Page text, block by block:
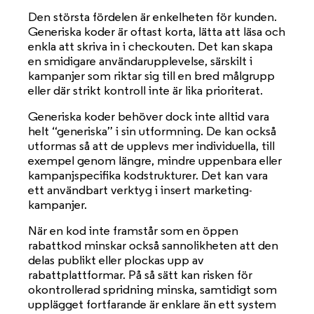
Den största fördelen är enkelheten för kunden.
Generiska koder är oftast korta, lätta att läsa och
enkla att skriva in i checkouten. Det kan skapa
en smidigare användarupplevelse, särskilt i
kampanjer som riktar sig till en bred målgrupp
eller där strikt kontroll inte är lika prioriterat.
Generiska koder behöver dock inte alltid vara
helt “generiska” i sin utformning. De kan också
utformas så att de upplevs mer individuella, till
exempel genom längre, mindre uppenbara eller
kampanjspecifika kodstrukturer. Det kan vara
ett användbart verktyg i insert marketing-
kampanjer.
När en kod inte framstår som en öppen
rabattkod minskar också sannolikheten att den
delas publikt eller plockas upp av
rabattplattformar. På så sätt kan risken för
okontrollerad spridning minska, samtidigt som
upplägget fortfarande är enklare än ett system